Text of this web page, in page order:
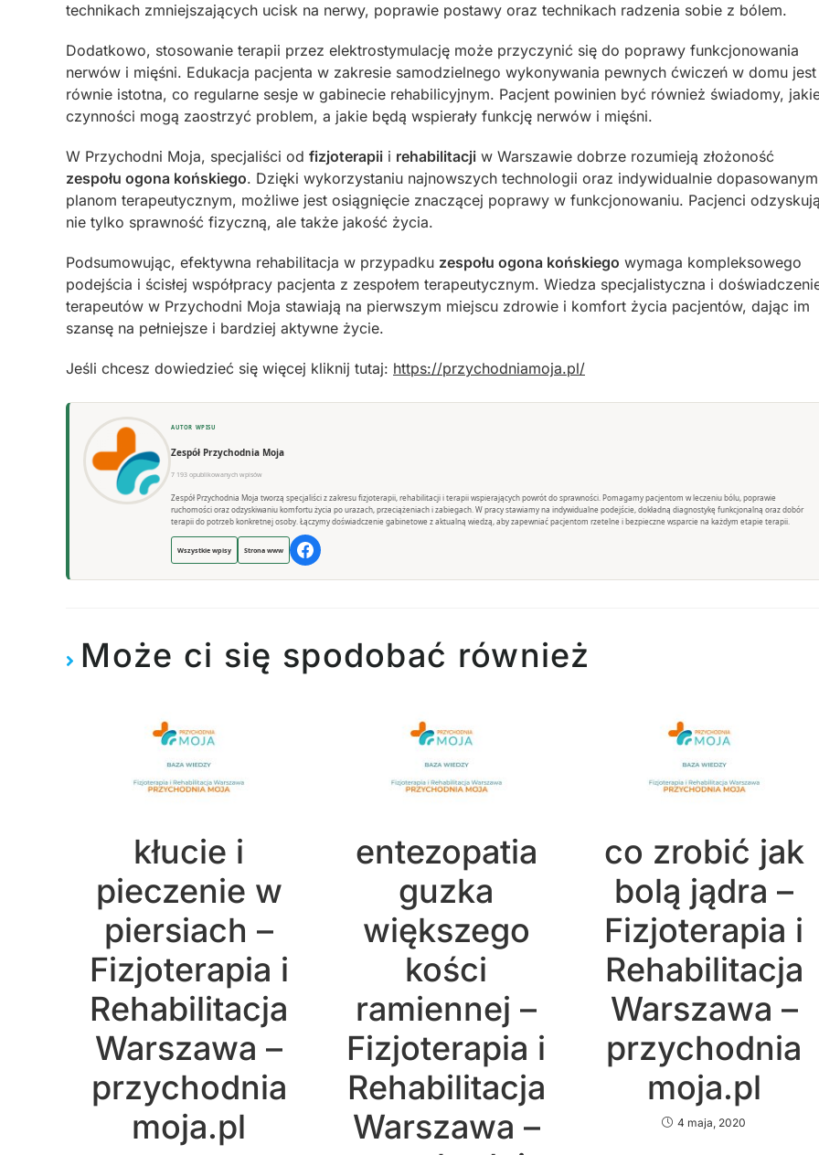
technikach zmniejszających ucisk na nerwy, poprawie postawy oraz technikach radzenia sobie z bólem.
Dodatkowo, stosowanie terapii przez elektrostymulację może przyczynić się do poprawy funkcjonowania
nerwów i mięśni. Edukacja pacjenta w zakresie samodzielnego wykonywania pewnych ćwiczeń w domu jest
równie istotna, co regularne sesje w gabinecie rehabilicyjnym. Pacjent powinien być również świadomy,
czynności mogą zaostrzyć problem, a jakie będą wspierały funkcję nerwów i mięśni.
W Przychodni Moja, specjaliści od fizjoterapii i rehabilitacji w Warszawie dobrze rozumieją złożoność
zespołu ogona końskiego. Dzięki wykorzystaniu najnowszych technologii oraz indywidualnie dopasowanym
planom terapeutycznym, możliwe jest osiągnięcie znaczącej poprawy w funkcjonowaniu. Pacjenci
nie tylko sprawność fizyczną, ale także jakość życia.
Podsumowując, efektywna rehabilitacja w przypadku zespołu ogona końskiego wymaga kompleksowego
podejścia i ścisłej współpracy pacjenta z zespołem terapeutycznym. Wiedza specjalistyczna i
terapeutów w Przychodni Moja stawiają na pierwszym miejscu zdrowie i komfort życia pacjentów, dając im
szansę na pełniejsze i bardziej aktywne życie.
Jeśli chcesz dowiedzieć się więcej kliknij tutaj: https://przychodniamoja.pl/
AUTOR WPISU
Zespół Przychodnia Moja
7 193 opublikowanych wpisów
Zespół Przychodnia Moja tworzą specjaliści z zakresu fizjoterapii, rehabilitacji i terapii wspierających powrót do sprawności. Pomagamy pacjentom w leczeniu bólu, poprawie
ruchomości oraz odzyskiwaniu komfortu życia po urazach, przeciążeniach i zabiegach. W pracy stawiamy na indywidualne podejście, dokładną diagnostykę funkcjonalną oraz dobór
terapii do potrzeb konkretnej osoby. Łączymy doświadczenie gabinetowe z aktualną wiedzą, aby zapewniać pacjentom rzetelne i bezpieczne wsparcie na każdym etapie terapii.
Wszystkie wpisy Strona www
Może ci się spodobać również
kłucie i
pieczenie w
piersiach –
Fizjoterapia i
Rehabilitacja
Warszawa –
przychodnia
moja.pl
entezopatia
guzka
większego
kości
ramiennej –
Fizjoterapia i
Rehabilitacja
Warszawa –
co zrobić jak
bolą jądra –
Fizjoterapia i
Rehabilitacja
Warszawa –
przychodnia
moja.pl
4 maja, 2020